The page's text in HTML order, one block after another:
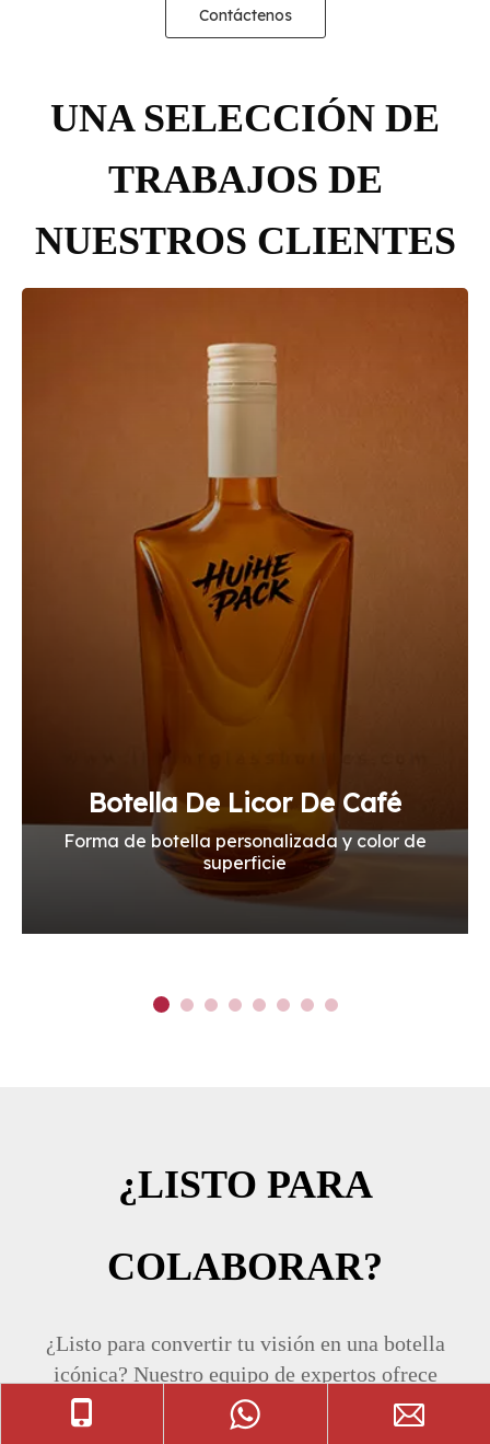
Contáctenos
UNA SELECCIÓN DE
TRABAJOS DE
NUESTROS CLIENTES
Botella De Licor De Café
Forma de botella personalizada y color de
superficie
¿LISTO PARA
COLABORAR?
¿Listo para convertir tu visión en una botella
icónica? Nuestro equipo de expertos ofrece
soluciones integrales, desde el diseño
personalizado hasta la producción impecable.